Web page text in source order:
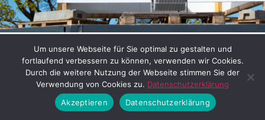
Bild 1: Werbetafel für Boardinghouse in Neuperlach Süd
Thomas Irlbeck
Um unsere Webseite für Sie optimal zu gestalten und
fortlaufend verbessern zu können, verwenden wir Cookies.
Durch die weitere Nutzung der Webseite stimmen Sie der
Verwendung von Cookies zu. Datenschutzerklärung
Akzeptieren
Datenschutzerklärung